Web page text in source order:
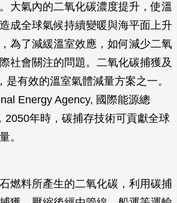
大氣內的二氧化碳濃度提升，使溫
成全球氣候持續變暖與海平面上升
為了減緩溫室效應，如何減少二氧
社會關注的問題。二氧化碳捕獲及
是有效的溫室氣體減量方案之一。
Energy Agency, 國際能源總
2050年時，碳捕存技術可貢獻全球
。
燃料所產生的二氧化碳，利用碳捕